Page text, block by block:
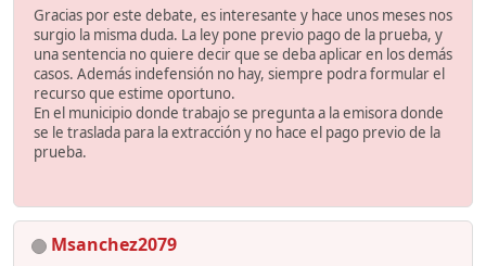
Gracias por este debate, es interesante y hace unos meses nos
surgio la misma duda. La ley pone previo pago de la prueba, y
una sentencia no quiere decir que se deba aplicar en los demás
casos. Además indefensión no hay, siempre podra formular el
recurso que estime oportuno.
En el municipio donde trabajo se pregunta a la emisora donde
se le traslada para la extracción y no hace el pago previo de la
prueba.
Msanchez2079